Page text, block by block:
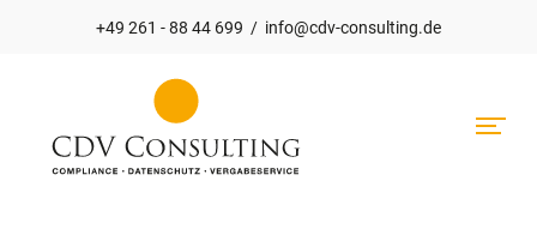
+49 261 - 88 44 699 / info@cdv-consulting.de
Hauptnavigation